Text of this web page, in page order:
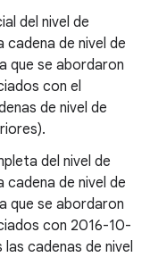
del nivel de
de nivel de
que se abordaron
con el
de nivel de
del nivel de
de nivel de
que se abordaron
con 2016-10-
cadenas de nivel